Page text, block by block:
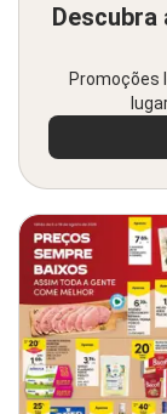
Promoções